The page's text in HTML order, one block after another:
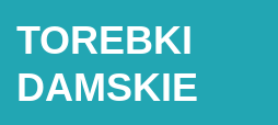
TOREBKI
DAMSKIE